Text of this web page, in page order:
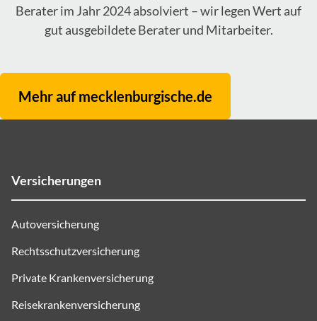
Berater im Jahr 2024 absolviert – wir legen Wert auf
gut ausgebildete Berater und Mitarbeiter.
Mehr auf mecklenburgische.de
Versicherungen
Autoversicherung
Rechtsschutzversicherung
Private Krankenversicherung
Reisekrankenversicherung